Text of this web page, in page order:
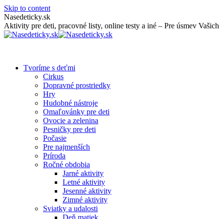
Skip to content
Nasedeticky.sk
Aktivity pre deti, pracovné listy, online testy a iné – Pre úsmev
Tvoríme s deťmi
Cirkus
Dopravné prostriedky
Hry
Hudobné nástroje
Omaľovánky pre deti
Ovocie a zelenina
Pesničky pre deti
Počasie
Pre najmenších
Príroda
Ročné obdobia
Jarné aktivity
Letné aktivity
Jesenné aktivity
Zimné aktivity
Sviatky a udalosti
Deň matiek